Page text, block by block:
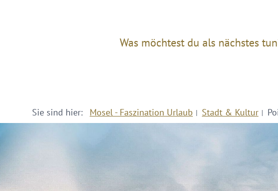
Was möchtest du als nächstes
Sie sind hier: Mosel - Faszination Urlaub Stadt & Kultur